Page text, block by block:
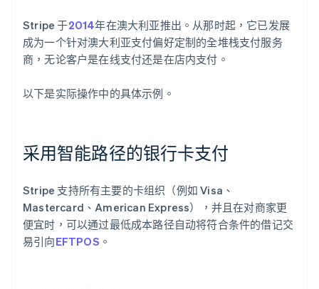
Stripe 于2014年在澳大利亚推出。从那时起，它已发展
成为一个针对澳大利亚支付偏好定制的全堆栈支付服务
商，无论客户是在线支付还是在店内支付。
以下是实际操作中的具体示例。
采用智能路径的银行卡支付
Stripe 支持所有主要的卡组织（例如 Visa、
Mastercard、American Express），并且在对商家更
便宜时，可以通过最低成本路径自动将符合条件的借记交
易引向EFTPOS 。